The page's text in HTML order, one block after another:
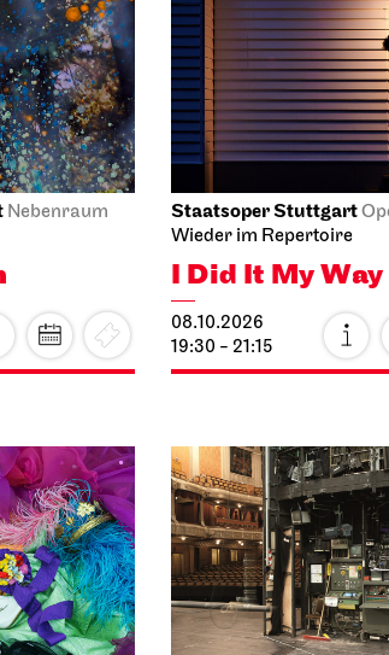
Nebenraum
Staatsoper Stuttgart
Wieder im Repertoire
I Did It My Way
08.10.2026
19:30 - 21:15